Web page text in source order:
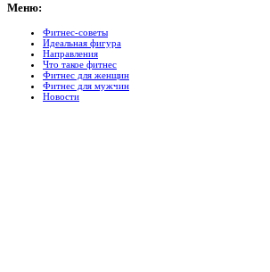
Меню:
Фитнес-советы
Идеальная фигура
Направления
Что такое фитнес
Фитнес для женщин
Фитнес для мужчин
Новости